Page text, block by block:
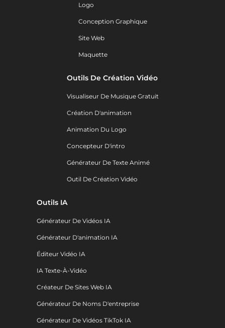
Logo
Conception Graphique
Site Web
Maquette
Outils De Création Vidéo
Visualiseur De Musique Gratuit
Création D'animation
Animation Du Logo
Concepteur D'intro
Générateur De Texte Animé
Outil De Création Vidéo
Outils IA
Générateur De Vidéos IA
Générateur D'animation IA
Éditeur Vidéo IA
IA Texte-À-Vidéo
Créateur De Sites Web IA
Générateur De Noms D'entreprise
Générateur De Vidéos TikTok IA